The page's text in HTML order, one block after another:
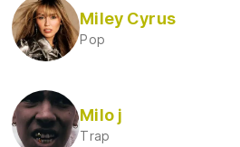
Miley Cyrus
Pop
Milo j
Trap